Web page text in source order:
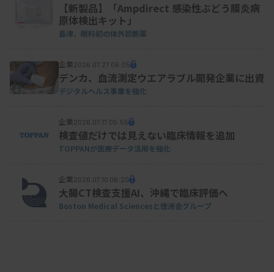
【新製品】「Ampdirect 感染性ぶどう膜炎病
原体検出キット」
島津、眼科初の体外診断薬
企業2026.07.27 06:05
デンカ、血流測定ウエアラブル開発企業に出資
デジタルヘルス事業を強化
企業2026.07.17 05:55
検査値だけでは見えない臨床情報を追加
TOPPANが医療データ活用を強化
企業2026.07.10 06:20
大腸CT検査支援AI、沖縄で臨床評価へ
Boston Medical Sciencesと徳洲会グループ